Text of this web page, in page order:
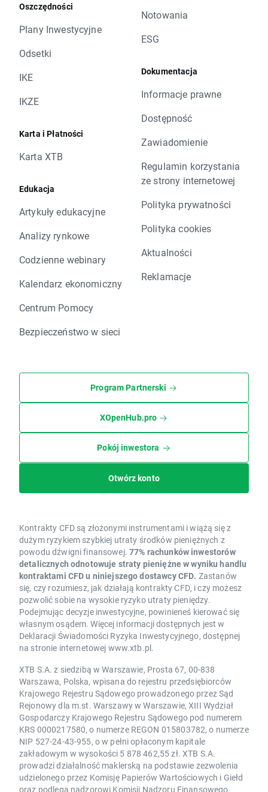
Oszczędności
Plany Inwestycyjne
Odsetki
IKE
IKZE
Karta i Płatności
Karta XTB
Edukacja
Artykuły edukacyjne
Analizy rynkowe
Codzienne webinary
Kalendarz ekonomiczny
Centrum Pomocy
Bezpieczeństwo w sieci
Notowania
ESG
Dokumentacja
Informacje prawne
Dostępność
Zawiadomienie
Regulamin korzystania
ze strony internetowej
Polityka prywatności
Polityka cookies
Aktualności
Reklamacje
Program Partnerski
XOpenHub.pro
Pokój inwestora
Otwórz konto
Kontrakty CFD są złożonymi instrumentami i wiążą się z
dużym ryzykiem szybkiej utraty środków pieniężnych z
powodu dźwigni finansowej. 77% rachunków inwestorów
detalicznych odnotowuje straty pieniężne w wyniku handlu
kontraktami CFD u niniejszego dostawcy CFD. Zastanów
się, czy rozumiesz, jak działają kontrakty CFD, i czy możesz
pozwolić sobie na wysokie ryzyko utraty pieniędzy.
Podejmując decyzje inwestycyjne, powinieneś kierować się
własnym osądem. Więcej informacji dostępnych jest w
Deklaracji Świadomości Ryzyka Inwestycyjnego, dostępnej
na stronie internetowej www.xtb.pl.
XTB S.A. z siedzibą w Warszawie, Prosta 67, 00-838
Warszawa, Polska, wpisana do rejestru przedsiębiorców
Krajowego Rejestru Sądowego prowadzonego przez Sąd
Rejonowy dla m.st. Warszawy w Warszawie, XIII Wydział
Gospodarczy Krajowego Rejestru Sądowego pod numerem
KRS 0000217580, o numerze REGON 015803782, o numerze
NIP 527-24-43-955, o w pełni opłaconym kapitale
zakładowym w wysokości 5 878 462,55 zł. XTB S.A.
prowadzi działalność maklerską na podstawie zezwolenia
udzielonego przez Komisję Papierów Wartościowych i Giełd
oraz podlega nadzorowi Komisji Nadzoru Finansowego.